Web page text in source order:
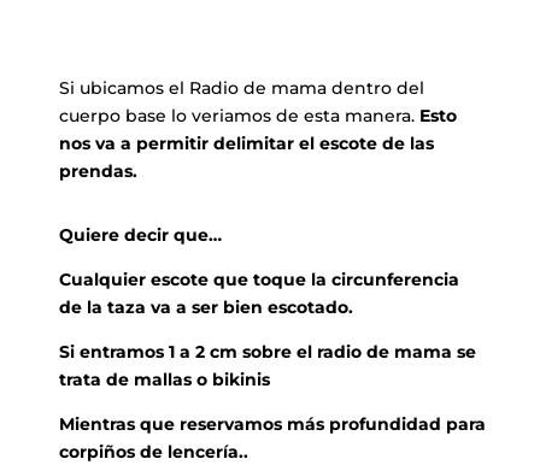
Si ubicamos el Radio de mama dentro del
cuerpo base lo veriamos de esta manera. Esto
nos va a permitir delimitar el escote de las
prendas.
Quiere decir que…
Cualquier escote que toque la circunferencia
de la taza va a ser bien escotado.
Si entramos 1 a 2 cm sobre el radio de mama se
trata de mallas o bikinis
Mientras que reservamos más profundidad para
corpiños de lencería..